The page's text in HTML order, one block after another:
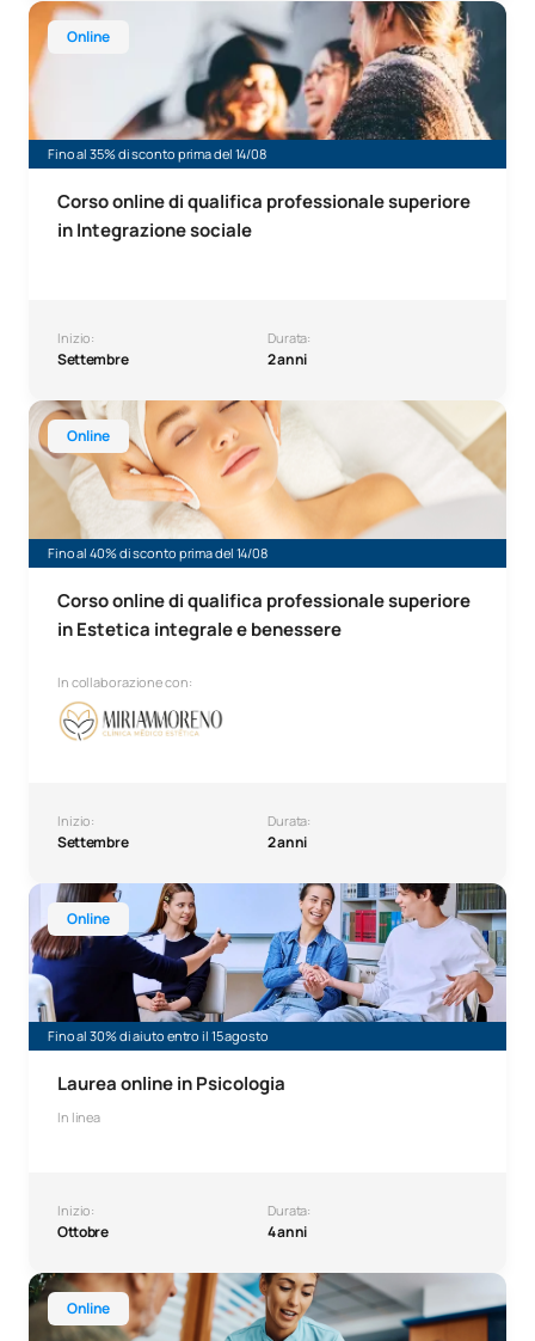
Online
Fino al 35% di sconto prima del 14/08
Corso online di qualifica professionale superiore
in Integrazione sociale
Inizio:
Settembre
Durata:
2 anni
Corso online di qualifica professionale superiore in
Online
Fino al 40% di sconto prima del 14/08
Corso online di qualifica professionale superiore
in Estetica integrale e benessere
In collaborazione con:
Inizio:
Settembre
Durata:
2 anni
Corso online di qualifica professionale superiore in
Online
Fino al 30% di aiuto entro il 15 agosto
Laurea online in Psicologia
In linea
Inizio:
Ottobre
Durata:
4 anni
Laurea online in Psicologia
Online
Corso online di qualifica professionale superiore in